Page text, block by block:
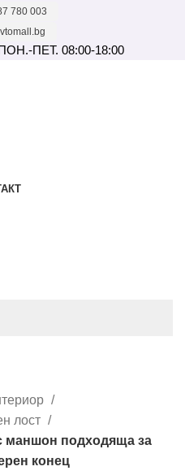
780 003
ПЕТ. 08:00-18:00
лост
маншон подходяща за
конец